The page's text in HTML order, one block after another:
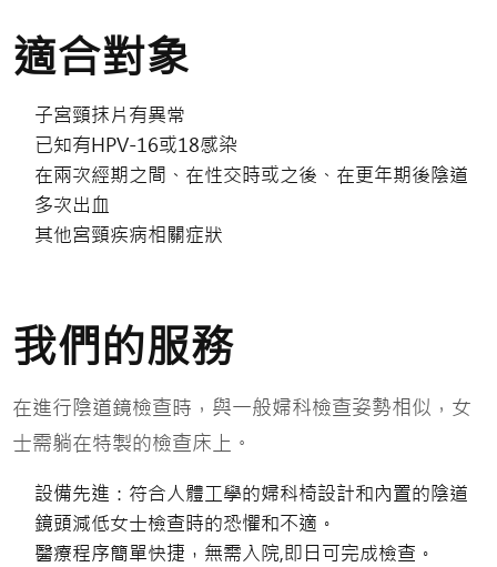
適合對象
子宮頸抹片有異常
已知有HPV-16或18感染
在兩次經期之間、在性交時或之後、在更年期後陰道
多次出血
其他宮頸疾病相關症狀
我們的服務
在進行陰道鏡檢查時，與一般婦科檢查姿勢相似，女
士需躺在特製的檢查床上。
設備先進：符合人體工學的婦科椅設計和內置的陰道
鏡頭減低女士檢查時的恐懼和不適。
醫療程序簡單快捷，無需入院,即日可完成檢查。